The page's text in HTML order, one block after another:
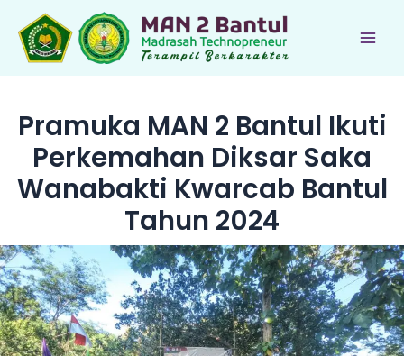
konten
Pramuka MAN 2 Bantul Ikuti
Perkemahan Diksar Saka
Wanabakti Kwarcab Bantul
Tahun 2024